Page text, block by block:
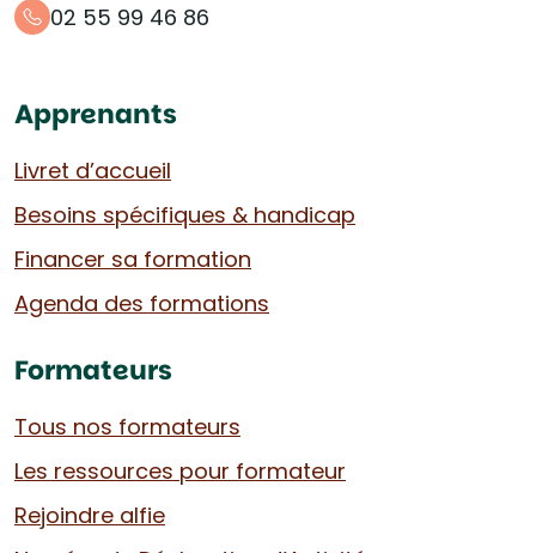
02 55 99 46 86
Apprenants
Livret d’accueil
Besoins spécifiques & handicap
Financer sa formation
Agenda des formations
Formateurs
Tous nos formateurs
Les ressources pour formateur
Rejoindre alfie